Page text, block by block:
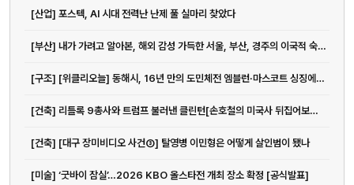
[산업] 포스텍, AI 시대 전력난 난제 풀 실마리 찾았다
[부산] 내가 가려고 알아본, 해외 감성 가득한 서울, 부산, 경주의 이국적 숙소 | 지큐 코리아 (GQ Korea)
[구조] [위클리오늘] 동해시, 16년 만의 도민체전 엠블런·마스코트 싱징에 담은 의미 공개 < 강원 < 전국지사 < 기사본문 - 위클리오늘
[건축] 리틀록 9총사와 트럼프 불러낸 클린턴[손호철의 미국사 뒤집어보기](32)
[건축] [대구 장미비디오 사건③] 탈영병 이민형은 어떻게 살인범이 됐나
[미술] ‘굿바이 잠실’…2026 KBO 올스타전 개최 장소 확정 [공식발표]
jmc@chiho.co.kr